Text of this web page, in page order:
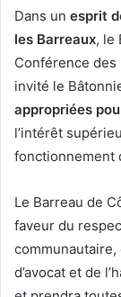
Dans un esprit
les Barreaux, le
Conférence des
invité le
appropriées
l’intérêt
fonctionnement
Le Barreau de
faveur du
d’avocat et de